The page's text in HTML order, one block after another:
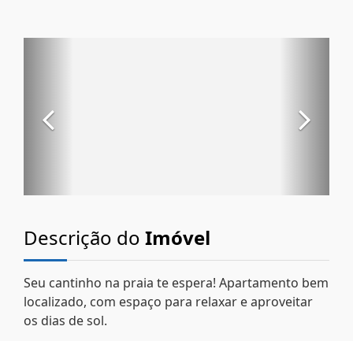
Descrição do Imóvel
Seu cantinho na praia te espera! Apartamento bem
localizado, com espaço para relaxar e aproveitar
os dias de sol.